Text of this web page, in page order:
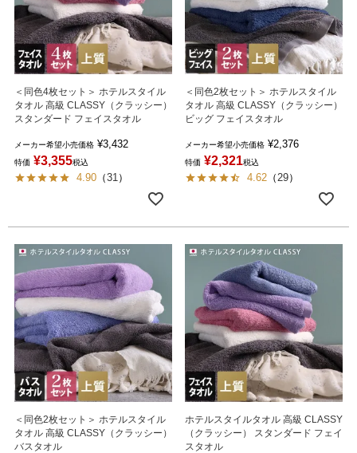
＜同色4枚セット＞ ホテルスタイル
タオル 高級 CLASSY（クラッシー）
スタンダード フェイスタオル
メーカー希望小売価格 ¥3,432
特価 ¥3,355税込
4.90 （31）
＜同色2枚セット＞ ホテルスタイル
タオル 高級 CLASSY（クラッシー）
ビッグ フェイスタオル
メーカー希望小売価格 ¥2,376
特価 ¥2,321税込
4.62 （29）
＜同色2枚セット＞ ホテルスタイル
タオル 高級 CLASSY（クラッシー）
バスタオル
ホテルスタイルタオル 高級 CLASSY
（クラッシー） スタンダード フェイ
スタオル